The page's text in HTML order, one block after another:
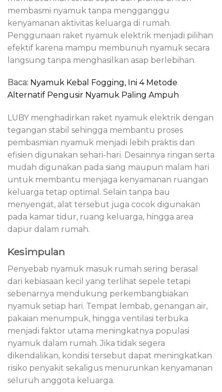
membasmi nyamuk tanpa mengganggu
kenyamanan aktivitas keluarga di rumah.
Penggunaan raket nyamuk elektrik menjadi pilihan
efektif karena mampu membunuh nyamuk secara
langsung tanpa menghasilkan asap berlebihan.
Baca: Nyamuk Kebal Fogging, Ini 4 Metode
Alternatif Pengusir Nyamuk Paling Ampuh
LUBY menghadirkan raket nyamuk elektrik dengan
tegangan stabil sehingga membantu proses
pembasmian nyamuk menjadi lebih praktis dan
efisien digunakan sehari-hari. Desainnya ringan serta
mudah digunakan pada siang maupun malam hari
untuk membantu menjaga kenyamanan ruangan
keluarga tetap optimal. Selain tanpa bau
menyengat, alat tersebut juga cocok digunakan
pada kamar tidur, ruang keluarga, hingga area
dapur dalam rumah.
Kesimpulan
Penyebab nyamuk masuk rumah sering berasal
dari kebiasaan kecil yang terlihat sepele tetapi
sebenarnya mendukung perkembangbiakan
nyamuk setiap hari. Tempat lembab, genangan air,
pakaian menumpuk, hingga ventilasi terbuka
menjadi faktor utama meningkatnya populasi
nyamuk dalam rumah. Jika tidak segera
dikendalikan, kondisi tersebut dapat meningkatkan
risiko penyakit sekaligus menurunkan kenyamanan
seluruh anggota keluarga.